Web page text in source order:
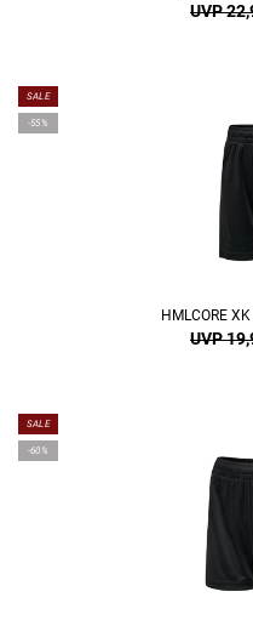
UVP
SALE
-55%
HMLCORE
UVP
SALE
-60%